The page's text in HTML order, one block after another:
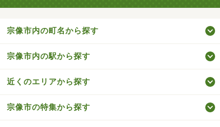
宗像市内の町名から探す
宗像市内の駅から探す
近くのエリアから探す
宗像市の特集から探す